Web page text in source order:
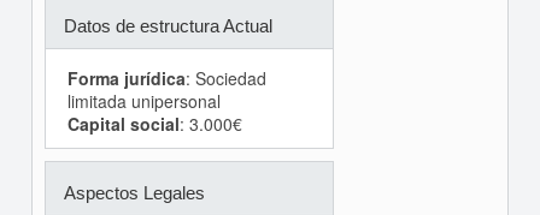
Datos de estructura Actual
Forma jurídica: Sociedad
limitada unipersonal
Capital social: 3.000€
Aspectos Legales